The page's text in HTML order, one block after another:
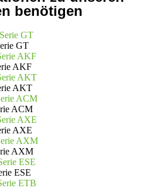
benötigen
GT
AKF
AKT
ACM
AXE
AXM
ESE